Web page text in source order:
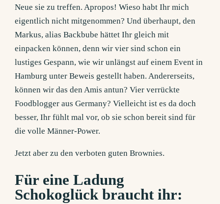
Neue sie zu treffen. Apropos! Wieso habt Ihr mich
eigentlich nicht mitgenommen? Und überhaupt, den
Markus, alias Backbube hättet Ihr gleich mit
einpacken können, denn wir vier sind schon ein
lustiges Gespann, wie wir unlängst auf einem Event in
Hamburg unter Beweis gestellt haben. Andererseits,
können wir das den Amis antun? Vier verrückte
Foodblogger aus Germany? Vielleicht ist es da doch
besser, Ihr fühlt mal vor, ob sie schon bereit sind für
die volle Männer-Power.
Jetzt aber zu den verboten guten Brownies.
Für eine Ladung
Schokoglück braucht ihr: